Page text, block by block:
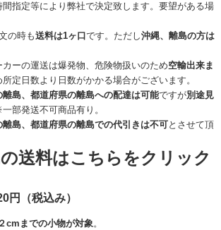
間指定等により弊社で決定致します。要望がある場
の時も送料は1ヶ口です。ただし沖縄、離島の方は
カーの運送は爆発物、危険物扱いのため空輸出来ま
定日数より日数がかかる場合がございます。
島、都道府県の離島への配達は可能ですが別途見
部発送不可商品有り。
島、都道府県の離島での代引きは不可とさせて頂
送料はこちらをクリック
円（税込み）
cmまでの小物が対象。